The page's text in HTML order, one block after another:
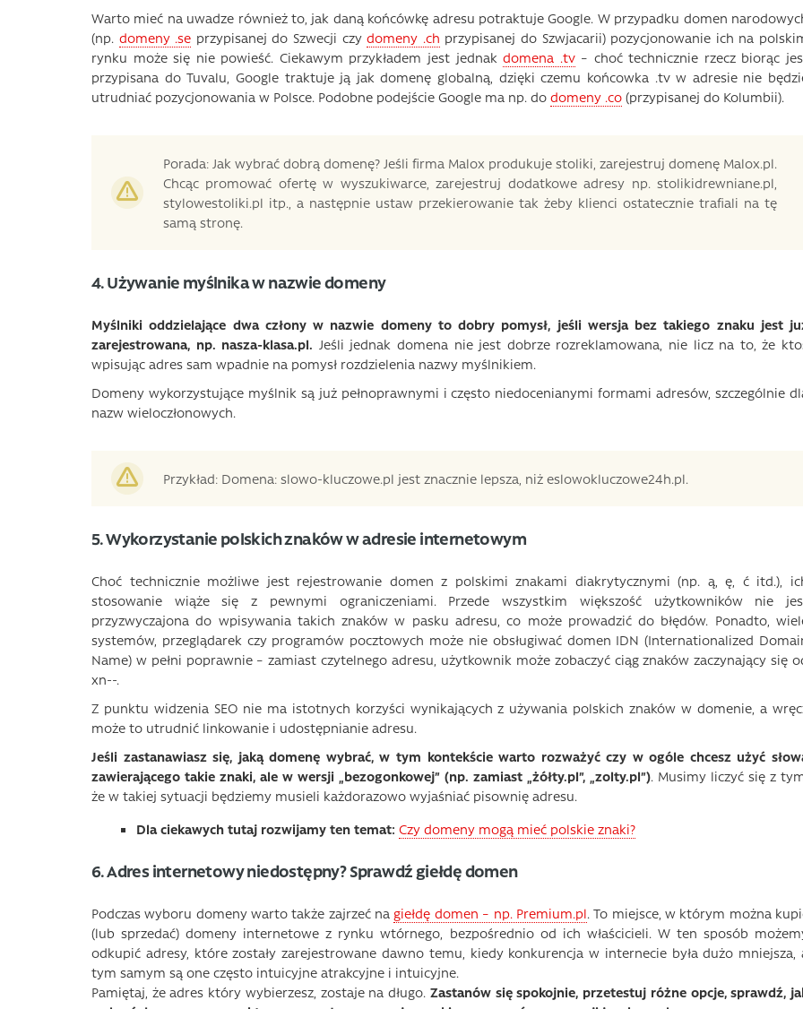
Warto mieć na uwadze również to, jak daną końcówkę adresu potraktuje Google. W przypadku domen
(np. domeny .se przypisanej do Szwecji czydomeny .ch przypisanej do Szwjacarii) pozycjonowanie ich na
rynku może się nie powieść. Ciekawym przykładem jest jednakdomena .tv– choć technicznie rzecz biorąc
przypisana do Tuvalu, Google traktuje ją jak domenę globalną, dzięki czemu końcowka .tv w adresie nie
utrudniać pozycjonowania w Polsce. Podobne podejście Google ma np. do domeny .co (przypisanej do Kolumbii).
Porada: Jak wybrać dobrą domenę? Jeśli firma Malox produkuje stoliki, zarejestruj domenę Malox.pl.
Chcąc promować ofertę w wyszukiwarce, zarejestruj dodatkowe adresy np. stolikidrewniane.pl,
stylowestoliki.pl itp., a następnie ustaw przekierowanie tak żeby klienci ostatecznie trafiali na tę
samą stronę.
4. Używanie myślnika w nazwie domeny
Myślniki oddzielające dwa człony w nazwie domeny to dobry pomysł, jeśli wersja bez takiego znaku jest
zarejestrowana, np. nasza-klasa.pl. Jeśli jednak domena nie jest dobrze rozreklamowana, nie licz na to, że
wpisując adres sam wpadnie na pomysł rozdzielenia nazwy myślnikiem.
Domeny wykorzystujące myślnik są już pełnoprawnymi i często niedocenianymi formami adresów, szczególnie
nazw wieloczłonowych.
Przykład: Domena: slowo-kluczowe.pl jest znacznie lepsza, niż eslowokluczowe24h.pl.
5. Wykorzystanie polskich znaków w adresie internetowym
Choć technicznie możliwe jest rejestrowanie domen z polskimi znakami diakrytycznymi (np. ą, ę, ć itd.),
stosowanie wiąże się z pewnymi ograniczeniami. Przede wszystkim większość użytkowników nie
przyzwyczajona do wpisywania takich znaków w pasku adresu, co może prowadzić do błędów. Ponadto,
systemów, przeglądarek czy programów pocztowych może nie obsługiwać domen IDN (Internationalized
Name) w pełni poprawnie – zamiast czytelnego adresu, użytkownik może zobaczyć ciąg znaków zaczynający się
xn--.
Z punktu widzenia SEO nie ma istotnych korzyści wynikających z używania polskich znaków w domenie, a
może to utrudnić linkowanie i udostępnianie adresu.
Jeśli zastanawiasz się, jaką domenę wybrać, w tym kontekście warto rozważyć czy w ogóle chcesz użyć
zawierającego takie znaki, ale w wersji „bezogonkowej” (np. zamiast „żółty.pl”, „zolty.pl”). Musimy liczyć się z
że w takiej sytuacji będziemy musieli każdorazowo wyjaśniać pisownię adresu.
Dla ciekawych tutaj rozwijamy ten temat: Czy domeny mogą mieć polskie znaki?
6. Adres internetowy niedostępny? Sprawdź giełdę domen
Podczas wyboru domeny warto także zajrzeć na giełdę domen – np. Premium.pl. To miejsce, w którym można
(lub sprzedać) domeny internetowe z rynku wtórnego, bezpośrednio od ich właścicieli. W ten sposób
odkupić adresy, które zostały zarejestrowane dawno temu, kiedy konkurencja w internecie była dużo mniejsza,
tym samym są one często intuicyjne atrakcyjne i intuicyjne.
Pamiętaj, że adres który wybierzesz, zostaje na długo. Zastanów się spokojnie, przetestuj różne opcje, sprawdź,